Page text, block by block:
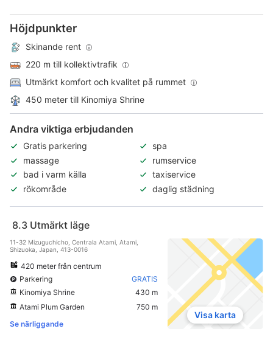
Höjdpunkter
Skinande rent
220 m till kollektivtrafik
Utmärkt komfort och kvalitet på rummet
450 meter till Kinomiya Shrine
Andra viktiga erbjudanden
Gratis parkering
spa
massage
rumservice
bad i varm källa
taxiservice
rökområde
daglig städning
8.3 Utmärkt läge
11-32 Mizuguchicho, Centrala Atami, Atami,
Shizuoka, Japan, 413-0016
420 meter från centrum
Parkering
GRATIS
Kinomiya Shrine
430 m
Atami Plum Garden
750 m
Se närliggande
Visa karta